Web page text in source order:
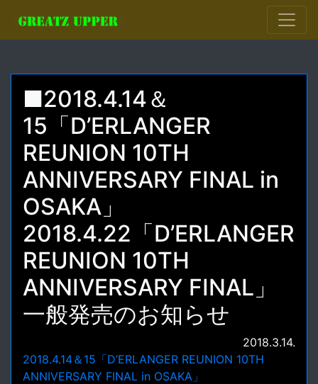
■2018.4.14＆
15「D’ERLANGER
REUNION 10TH
ANNIVERSARY FINAL in
OSAKA」
2018.4.22「D’ERLANGER
REUNION 10TH
ANNIVERSARY FINAL」
一般発売のお知らせ
2018.3.14.
2018.4.14＆15「D’ERLANGER REUNION 10TH
ANNIVERSARY FINAL in OSAKA」